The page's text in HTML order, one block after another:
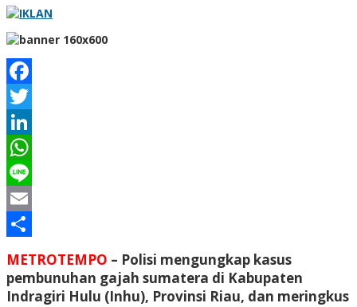
Facebook
Twitter
LinkedIn
WhatsApp
Line
Email
METROTEMPO – Polisi mengungkap kasus
pembunuhan gajah sumatera di Kabupaten
Indragiri Hulu (Inhu), Provinsi Riau, dan meringkus